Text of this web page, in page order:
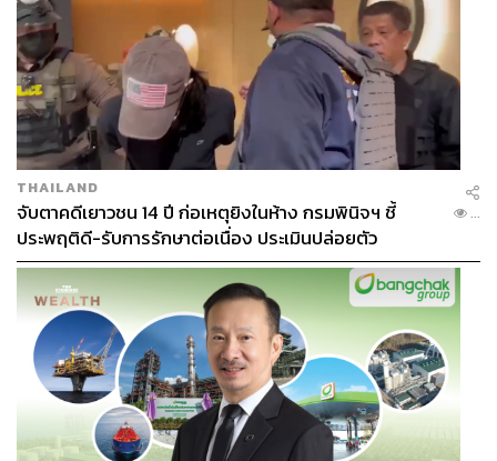
THAILAND
จับตาคดีเยาวชน 14 ปี ก่อเหตุยิงในห้าง กรมพินิจฯ ชี้
ประพฤติดี-รับการรักษาต่อเนื่อง ประเมินปล่อยตัว
...